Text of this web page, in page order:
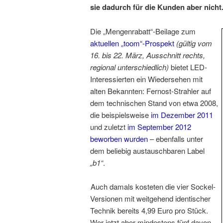
sie dadurch für die Kundenaber nicht.
Die „Mengenrabatt“-Beilage zum
aktuellen „toom“-Prospekt (gültig vom
16. bis 22. März, Ausschnitt rechts,
regional unterschiedlich) bietet LED-
Interessierten ein Wiedersehen mit
alten Bekannten: Fernost-Strahler auf
dem technischen Stand von etwa 2008,
die beispielsweiseim Dezember 2011
und zuletztim September 2012
beworben wurden– ebenfalls unter
dem beliebig austauschbaren Label
„b1“.
Auch damals kosteten die vier Sockel-
Versionen mit weitgehend identischer
Technik bereits 4,99 Euro pro Stück.